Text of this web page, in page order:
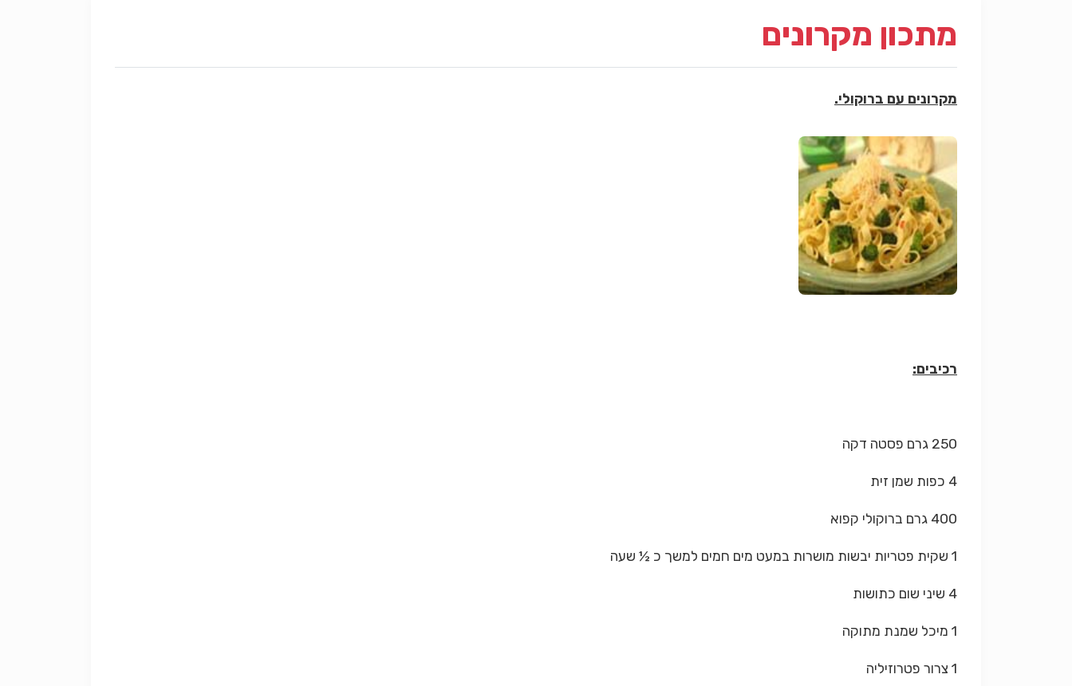
מתכון מקרונים
מקרונים עם ברוקולי.
רכיבים:
250 גרם פסטה דקה
4 כפות שמן זית
400 גרם ברוקולי קפוא
1 שקית פטריות יבשות מושרות במעט מים חמים למשך כ ½ שעה
4 שיני שום כתושות
1 מיכל שמנת מתוקה
1 צרור פטרוזיליה